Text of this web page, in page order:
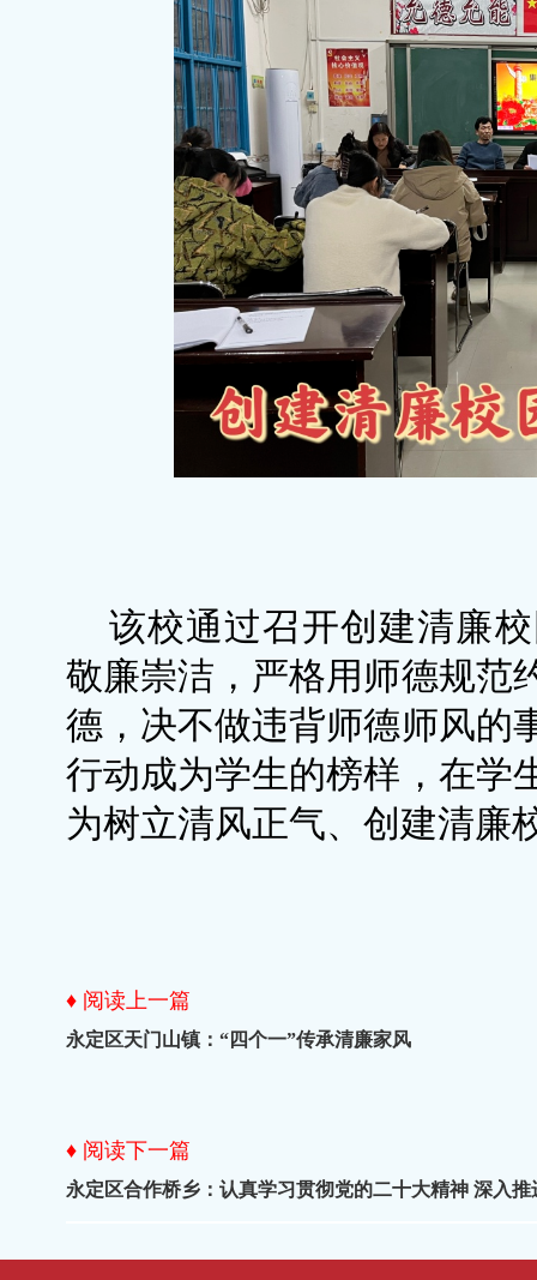
该校通过召开创建清廉
敬廉崇洁，严格用师德规范
德，决不做违背师德师风的
行动成为学生的榜样，在学
为树立清风正气、创建清廉
♦ 阅读上一篇
永定区天门山镇：“四个一”传承清廉家风
♦ 阅读下一篇
永定区合作桥乡：认真学习贯彻党的二十大精神 深入